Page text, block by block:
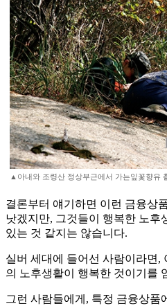
▲아내와 조령산 정상부근에서 가는잎꽃향유
결론부터 얘기하면 이런 금융상
낫겠지만, 그것들이 행복한 노후
있는 것 같지는 않습니다.
실버 세대에 들어선 사람이라면,
의 노후생활이 행복한 것이기를
그런 사람들에게, 특정 금융상품